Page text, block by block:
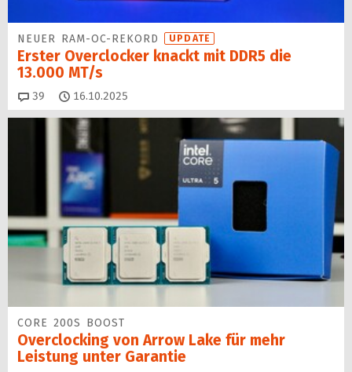
NEUER RAM-OC-REKORD UPDATE
Erster Overclocker knackt mit DDR5 die
13.000 MT/s
39 Kommentare
16.10.2025
CORE 200S BOOST
Overclocking von Arrow Lake für mehr
Leistung unter Garantie